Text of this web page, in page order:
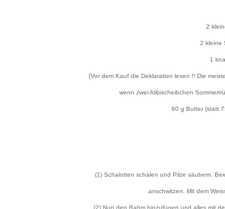
2
2 kleine
1
[Vor dem Kauf die Deklaration lesen !! Die
wenn zwei Alibischeibchen
60 g Butter (statt
(1) Schalotten schälen und Pilze säubern.
anschwitzen. Mit dem
(2) Nun den Rahm hinzufügen und alles mit